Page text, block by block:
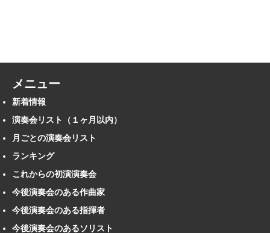
メニュー
新着情報
演奏会リスト（１ヶ月以内）
月ごとの演奏会リスト
ランキング
これからの初演演奏会
今後演奏会のある作曲家
今後演奏会のある指揮者
今後演奏会のあるソリスト